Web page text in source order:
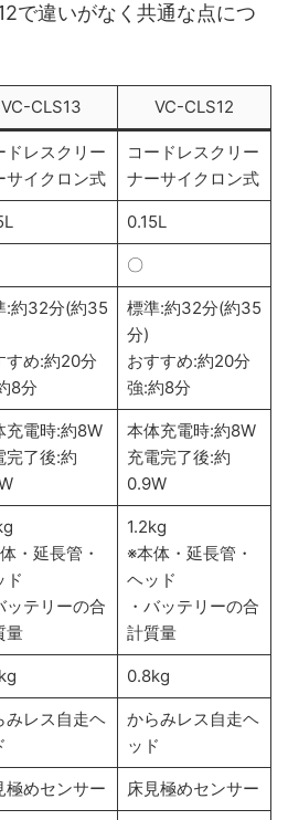
で違いがなく共通な点につ
VC-CLS13 VC-CLS12
ドレスクリー
サイクロン式
コードレスクリー
ナーサイクロン式
0.15L
〇
:約32分(約35
すめ:約20分
8分
標準:約32分(約35
分)
おすすめ:約20分
強:約8分
充電時:約8W
完了後:約
本体充電時:約8W
充電完了後:約
0.9W
・延長管・
ド
ッテリーの合
量
1.2kg
※本体・延長管・
ヘッド
・バッテリーの合
計質量
0.8kg
みレス自走ヘ
からみレス自走ヘ
ッド
極めセンサー 床見極めセンサー